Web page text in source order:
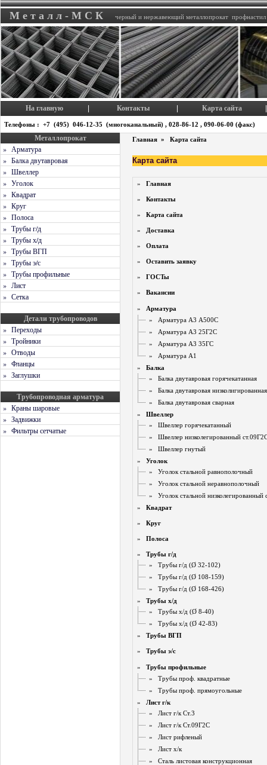
М е т а л л - М С К черный и нержавеющий металлопрокат
На главную Контакты Карта сайта
Телефоны : +7 (495) 046-12-35 (многоканальный) , 028-86-12 , 090-06-00 (факс)
Главная » Карта сайта
Карта сайта
» Главная
» Контакты
» Карта сайта
» Доставка
» Оплата
» Оставить заявку
» ГОСТы
» Вакансии
» Арматура
» Арматура A3 А500С
» Арматура A3 25Г2С
» Арматура A3 35ГС
» Арматура A1
» Балка
» Балка двутавровая горячекатанная
» Балка двутавровая
» Балка двутавровая сварная
» Швеллер
» Швеллер горячекатанный
» Швеллер низколегированный
» Швеллер гнутый
» Уголок
» Уголок стальной равнополочный
» Уголок стальной неравнополочный
» Уголок стальной низколегированный
» Квадрат
» Круг
» Полоса
» Трубы г/д
» Трубы г/д (Ø 32-102)
» Трубы г/д (Ø 108-159)
» Трубы г/д (Ø 168-426)
» Трубы х/д
» Трубы х/д (Ø 8-40)
» Трубы х/д (Ø 42-83)
» Трубы ВГП
» Трубы э/с
» Трубы профильные
» Трубы проф. квадратные
» Трубы проф. прямоугольные
» Лист г/к
» Лист г/к Ст.3
» Лист г/к Ст.09Г2С
» Лист рифленый
» Лист х/к
» Сталь листовая конструкционная
Металлопрокат
» Арматура
» Балка двутавровая
» Швеллер
» Уголок
» Квадрат
» Круг
» Полоса
» Трубы г/д
» Трубы х/д
» Трубы ВГП
» Трубы э/с
» Трубы профильные
» Лист
» Сетка
Детали трубопроводов
» Переходы
» Тройники
» Отводы
» Фланцы
» Заглушки
Трубопроводная арматура
» Краны шаровые
» Задвижки
» Фильтры сетчатые